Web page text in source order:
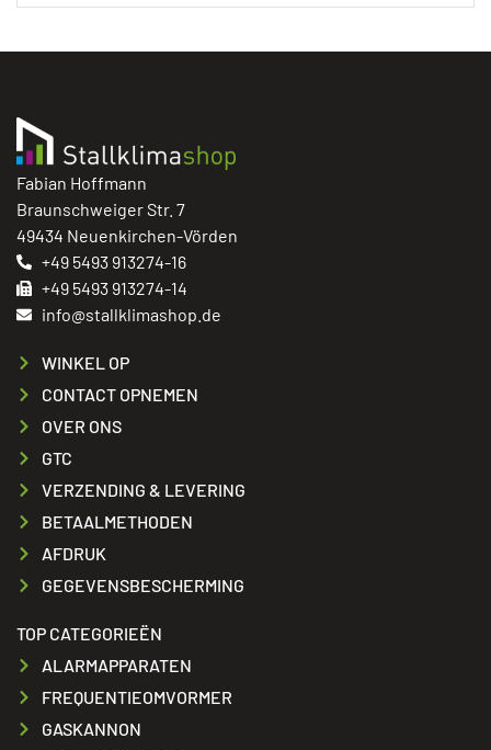
Fabian Hoffmann
Braunschweiger Str. 7
49434 Neuenkirchen-Vörden
+49 5493 913274-16
+49 5493 913274-14
info@stallklimashop.de
WINKEL OP
CONTACT OPNEMEN
OVER ONS
GTC
VERZENDING & LEVERING
BETAALMETHODEN
AFDRUK
GEGEVENSBESCHERMING
TOP CATEGORIEËN
ALARMAPPARATEN
FREQUENTIEOMVORMER
GASKANNON